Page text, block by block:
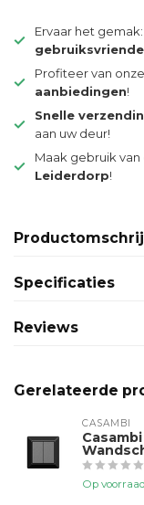
Ervaar het
Profiteer van onze
aanbiedingen!
Snelle
aan uw deur!
Maak gebruik van
Leiderdorp!
Specificaties
Reviews
Gerelateerde
CASAMBI
Op voorraad